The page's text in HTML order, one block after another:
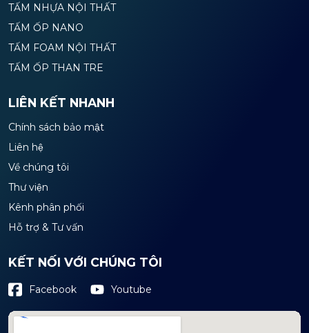
TẤM NHỰA NỘI THẤT
TẤM ỐP NANO
TẤM FOAM NỘI THẤT
TẤM ỐP THAN TRE
LIÊN KẾT NHANH
Chính sách bảo mật
Liên hệ
Về chúng tôi
Thư viện
Kênh phân phối
Hỗ trợ & Tư vấn
KẾT NỐI VỚI CHÚNG TÔI
Facebook Youtube